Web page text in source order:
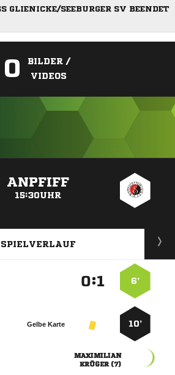
GLIENICKE/SEEBURGER SV BEENDET DI
0
BILDER /
VIDEOS
ANPFIFF
15:30UHR
SPIELVERLAUF
6’
:
10’
Gelbe Karte

 